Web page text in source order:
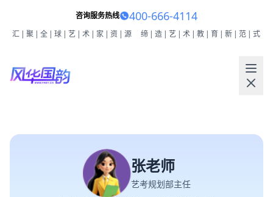
咨询服务热线 400-666-4114
汇|聚|全|球|艺|术|家|资|源 缔|造|艺|术|教|育|新|范|式
张老师
艺考规划部主任